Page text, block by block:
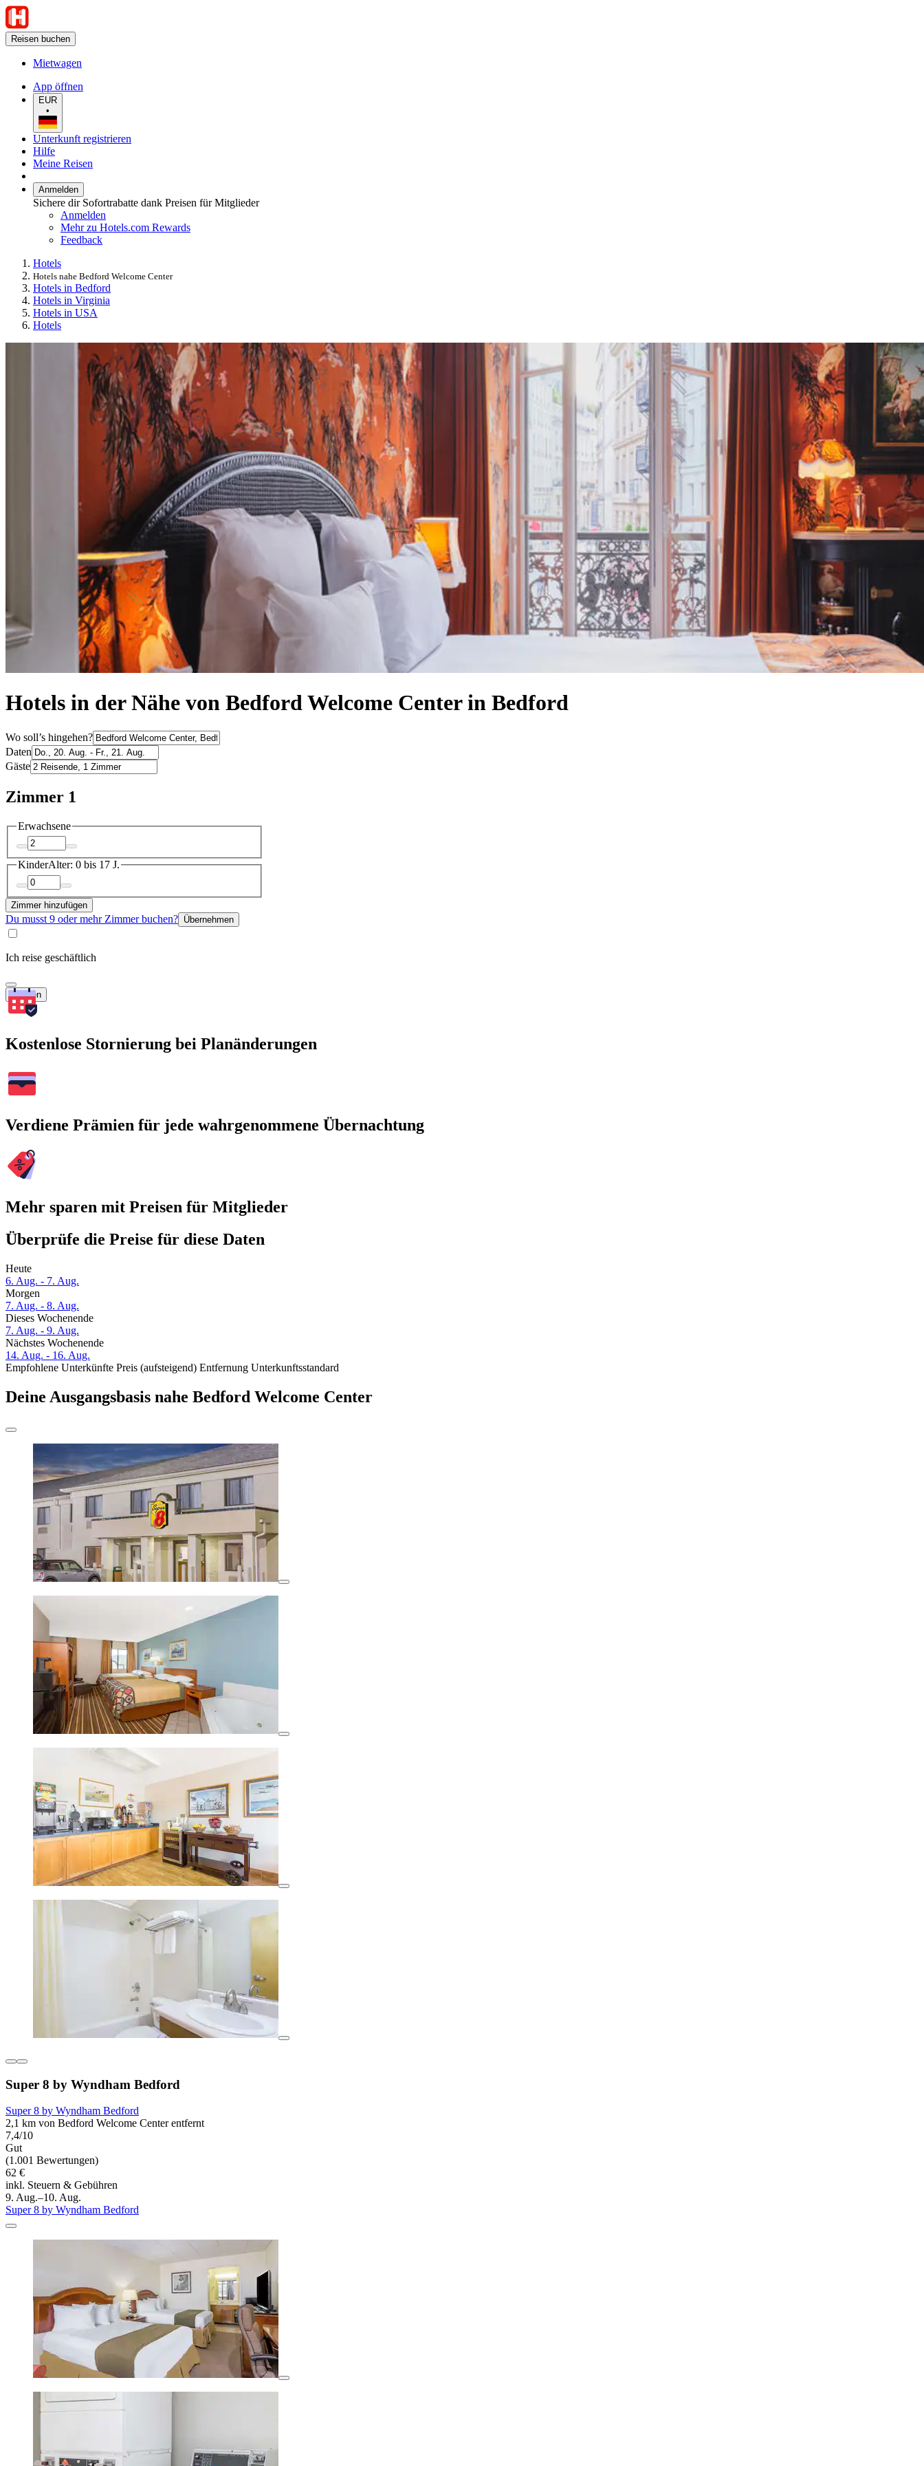
Reisen buchen
Mietwagen
App öffnen
EUR
•
Unterkunft registrieren
Hilfe
Meine Reisen
Anmelden
Sichere dir Sofortrabatte dank Preisen für Mitglieder
Anmelden
Mehr zu Hotels.com Rewards
Feedback
Hotels
Hotels nahe Bedford Welcome Center
Hotels in Bedford
Hotels in Virginia
Hotels in USA
Hotels
Hotels in der Nähe von Bedford Welcome Center in Bedford
Wo soll’s hingehen?
Daten
Gäste
Zimmer 1
Erwachsene
KinderAlter: 0 bis 17 J.
Zimmer hinzufügen
Du musst 9 oder mehr Zimmer buchen? Übernehmen
Ich reise geschäftlich
Suchen
Kostenlose Stornierung bei Planänderungen
Verdiene Prämien für jede wahrgenommene Übernachtung
Mehr sparen mit Preisen für Mitglieder
Überprüfe die Preise für diese Daten
Heute
6. Aug. - 7. Aug.
Morgen
7. Aug. - 8. Aug.
Dieses Wochenende
7. Aug. - 9. Aug.
Nächstes Wochenende
14. Aug. - 16. Aug.
Empfohlene Unterkünfte Preis (aufsteigend) Entfernung Unterkunftsstandard
Deine Ausgangsbasis nahe Bedford Welcome Center
Super 8 by Wyndham Bedford
Super 8 by Wyndham Bedford
2,1 km von Bedford Welcome Center entfernt
7,4/10
Gut
(1.001 Bewertungen)
62 €
inkl. Steuern & Gebühren
9. Aug.–10. Aug.
Super 8 by Wyndham Bedford